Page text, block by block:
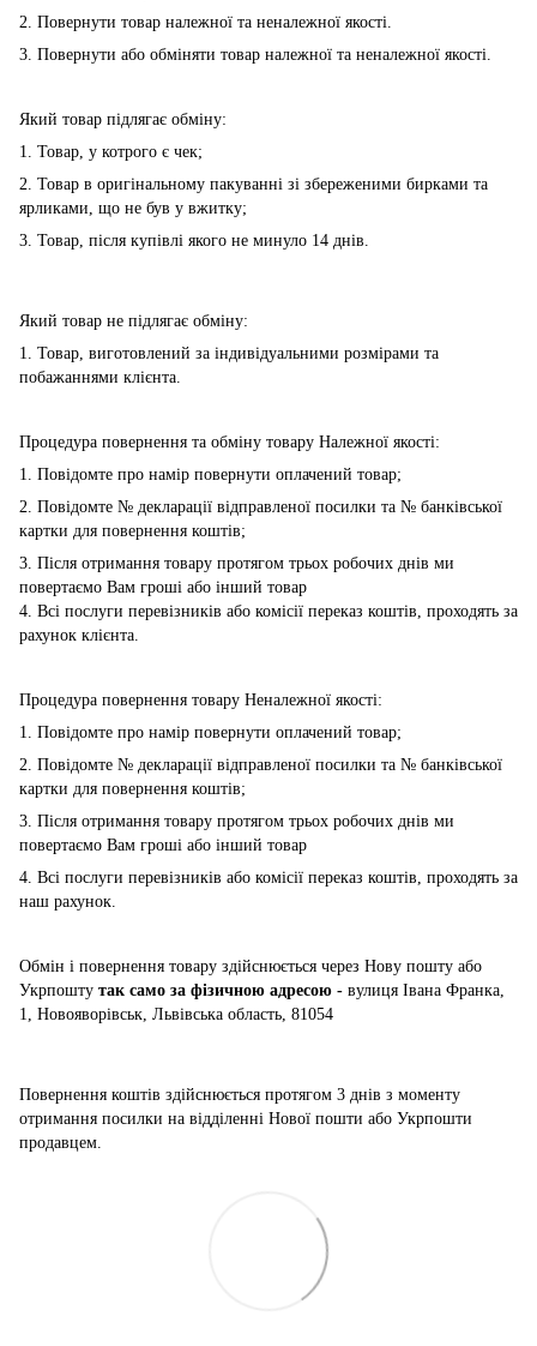
2. Повернути товар належної та неналежної якості.
3. Повернути або обміняти товар належної та неналежної якості.
Який товар підлягає обміну:
1. Товар, у котрого є чек;
2. Товар в оригінальному пакуванні зі збереженими бирками та
ярликами, що не був у вжитку;
3. Товар, після купівлі якого не минуло 14 днів.
Який товар не підлягає обміну:
1. Товар, виготовлений за індивідуальними розмірами та
побажаннями клієнта.
Процедура повернення та обміну товару Належної якості:
1. Повідомте про намір повернути оплачений товар;
2. Повідомте № декларації відправленої посилки та № банківської
картки для повернення коштів;
3. Після отримання товару протягом трьох робочих днів ми
повертаємо Вам гроші або інший товар
4. Всі послуги перевізників або комісії переказ коштів, проходять за
рахунок клієнта.
Процедура повернення товару Неналежної якості:
1. Повідомте про намір повернути оплачений товар;
2. Повідомте № декларації відправленої посилки та № банківської
картки для повернення коштів;
3. Після отримання товару протягом трьох робочих днів ми
повертаємо Вам гроші або інший товар
4. Всі послуги перевізників або комісії переказ коштів, проходять за
наш рахунок.
Обмін і повернення товару здійснюється через Нову пошту або
Укрпошту так само за фізичною адресою - вулиця Івана Франка,
1, Новояворівськ, Львівська область, 81054
Повернення коштів здійснюється протягом 3 днів з моменту
отримання посилки на відділенні Нової пошти або Укрпошти
продавцем.